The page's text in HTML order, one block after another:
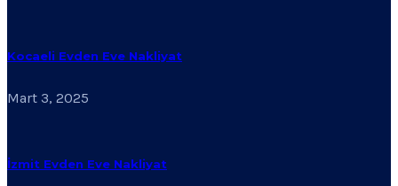
Kocaeli Evden Eve Nakliyat
Mart 3, 2025
İzmit Evden Eve Nakliyat